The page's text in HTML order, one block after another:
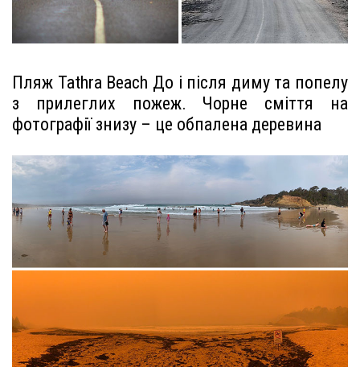
Пляж Tathra Beach До і після диму та попелу
з прилеглих пожеж. Чорне сміття на
фотографії знизу – це обпалена деревина